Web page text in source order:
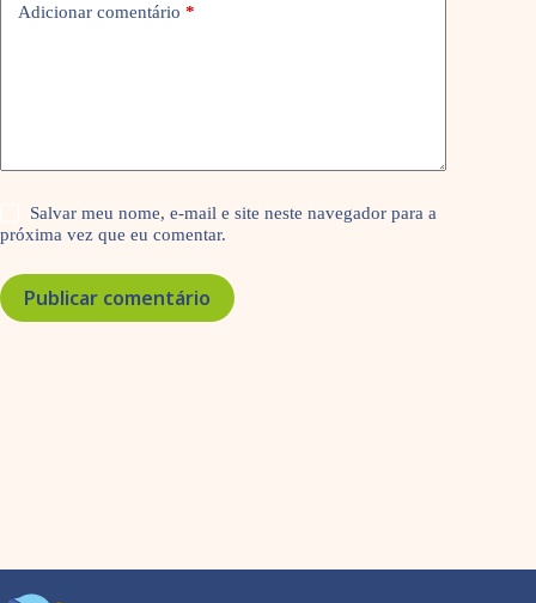
Adicionar comentário *
Salvar meu nome, e-mail e site neste navegador para a
próxima vez que eu comentar.
Publicar comentário